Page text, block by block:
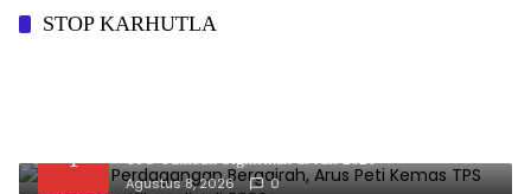
STOP KARHUTLA
1
Agustus 8, 2026 0